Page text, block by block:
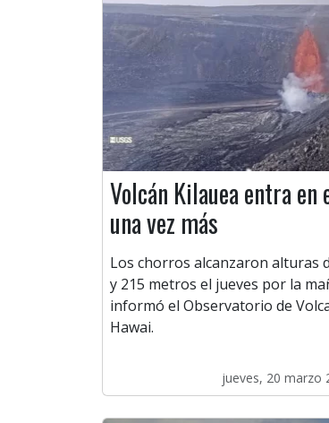
Volcán Kilauea entra en
una vez más
Los chorros alcanzaron alturas
y 215 metros el jueves por la
informó el Observatorio de
Hawai.
jueves, 20 marzo